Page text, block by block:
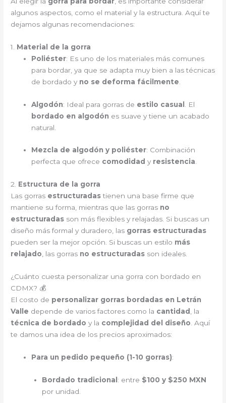
algunos aspectos, como el material y la estructura. Aquí te
dejamos algunas recomendaciones:
1. Material de la gorra
Poliéster: Es uno de los materiales más comunes
para bordar, ya que se adapta muy bien a las técnicas
de bordado y no se deforma fácilmente
Algodón: Ideal para gorras de estilo casual . El
bordado en algodón es suave y tiene un acabado
natural.
Mezcla de algodón y poliéster: Combinación
perfecta que ofrece comodidad y resistencia.
2. Estructura de la gorra
Las gorras estructuradastienen una base firme que
mantiene su forma, mientras que las gorras no
estructuradas son más flexibles y relajadas. Si buscas un
diseño más formal y duradero, las gorras estructuradas
pueden ser la mejor opción. Si buscas un estilo más
relajado, las gorras no estructuradas son ideales.
¿Cuánto cuesta personalizar una gorra con bordado en
CDMX? 💰
El costo de personalizar gorras bordadas en Letrán
Valle depende de varios factores como la cantidad
, la
técnica de bordado y la complejidad del diseño . Aquí
te damos una idea de los precios aproximados:
Para un pedido pequeño (1-10 gorras):
Bordado tradicional : entre $100 y $250 MXN
por unidad.